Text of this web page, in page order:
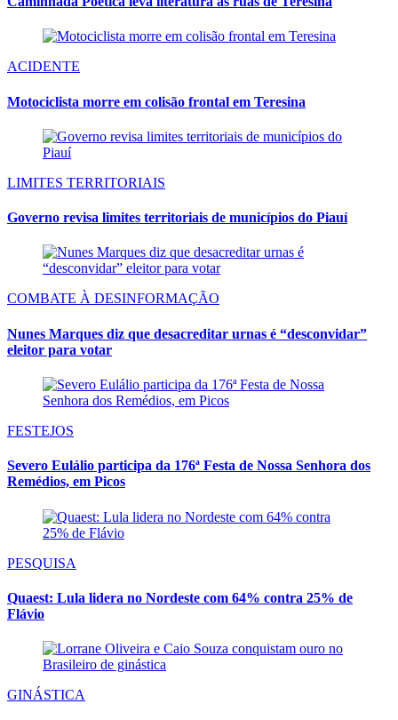
ACIDENTE
Motociclista morre em colisão frontal em Teresina
LIMITES TERRITORIAIS
Governo revisa limites territoriais de municípios do Piauí
COMBATE À DESINFORMAÇÃO
Nunes Marques diz que desacreditar urnas é “desconvidar”
eleitor para votar
FESTEJOS
Severo Eulálio participa da 176ª Festa de Nossa Senhora dos
Remédios, em Picos
PESQUISA
Quaest: Lula lidera no Nordeste com 64% contra 25% de
Flávio
GINÁSTICA